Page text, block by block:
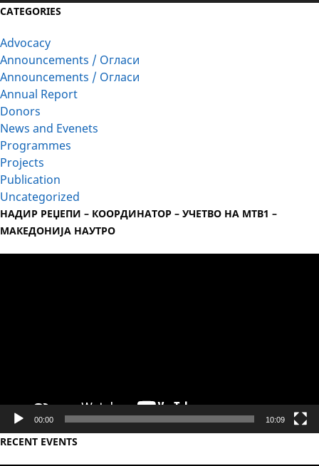
CATEGORIES
Advocacy
Announcements / Огласи
Announcements / Огласи
Annual Report
Donors
News and Evenets
Programmes
Projects
Publication
Uncategorized
НАДИР РЕЏЕПИ – КООРДИНАТОР – УЧЕТВО НА МТВ1 –
МАКЕДОНИЈА НАУТРО
00:00 10:09
RECENT EVENTS